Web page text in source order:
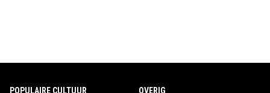
POPULAIRE CULTUUR OVERIG